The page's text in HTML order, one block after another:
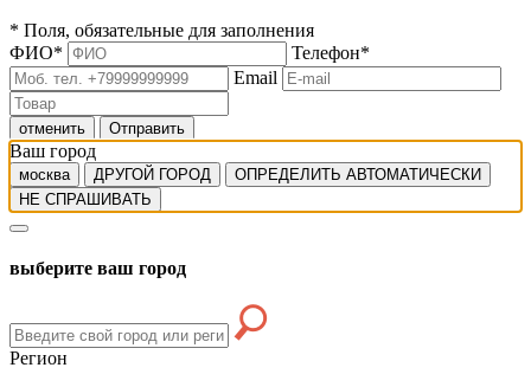
* Поля, обязательные для заполнения
ФИО* Телефон*
Email
отменить Отправить
Ваш город
москва ДРУГОЙ ГОРОД
ОПРЕДЕЛИТЬ АВТОМАТИЧЕСКИ
НЕ СПРАШИВАТЬ
выберите ваш город
Регион